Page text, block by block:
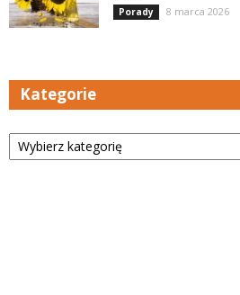
Porady 8 marca 2026
Kategorie
Kategorie